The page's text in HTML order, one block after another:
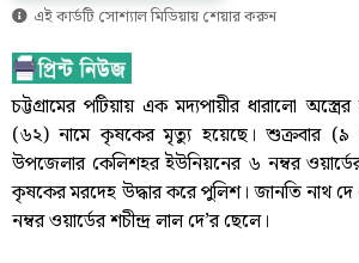
এই কার্ডটি সোশ্যাল মিডিয়ায় শেয়ার করুন
চট্টগ্রামের পটিয়ায় এক মদ্যপায়ীর ধারালো
(৬২) নামে কৃষকের মৃত্যু হয়েছে। শুক্রবার (৯
উপজেলার কেলিশহর ইউনিয়নের ৬ নম্বর
কৃষকের মরদেহ উদ্ধার করে পুলিশ। জানতি নাথ
নম্বর ওয়ার্ডের শচীন্দ্র লাল দে’র ছেলে।